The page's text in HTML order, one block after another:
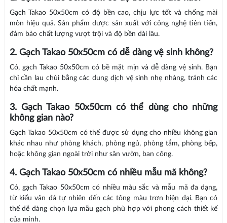
Gạch Takao 50x50cm có độ bền cao, chịu lực tốt và chống mài
mòn hiệu quả. Sản phẩm được sản xuất với công nghệ tiên tiến,
đảm bảo chất lượng vượt trội và độ bền dài lâu.
2. Gạch Takao 50x50cm có dễ dàng vệ sinh không?
Có, gạch Takao 50x50cm có bề mặt mịn và dễ dàng vệ sinh. Bạn
chỉ cần lau chùi bằng các dung dịch vệ sinh nhẹ nhàng, tránh các
hóa chất mạnh.
3. Gạch Takao 50x50cm có thể dùng cho những
không gian nào?
Gạch Takao 50x50cm có thể được sử dụng cho nhiều không gian
khác nhau như phòng khách, phòng ngủ, phòng tắm, phòng bếp,
hoặc không gian ngoài trời như sân vườn, ban công.
4. Gạch Takao 50x50cm có nhiều mẫu mã không?
Có, gạch Takao 50x50cm có nhiều màu sắc và mẫu mã đa dạng,
từ kiểu vân đá tự nhiên đến các tông màu trơn hiện đại. Bạn có
thể dễ dàng chọn lựa mẫu gạch phù hợp với phong cách thiết kế
của mình.